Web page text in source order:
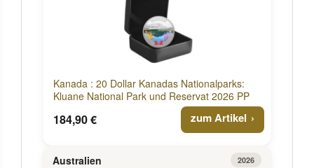
Kanada : 20 Dollar Kanadas Nationalparks:
Kluane National Park und Reservat 2026 PP
184,90 € zum Artikel
Australien 2026